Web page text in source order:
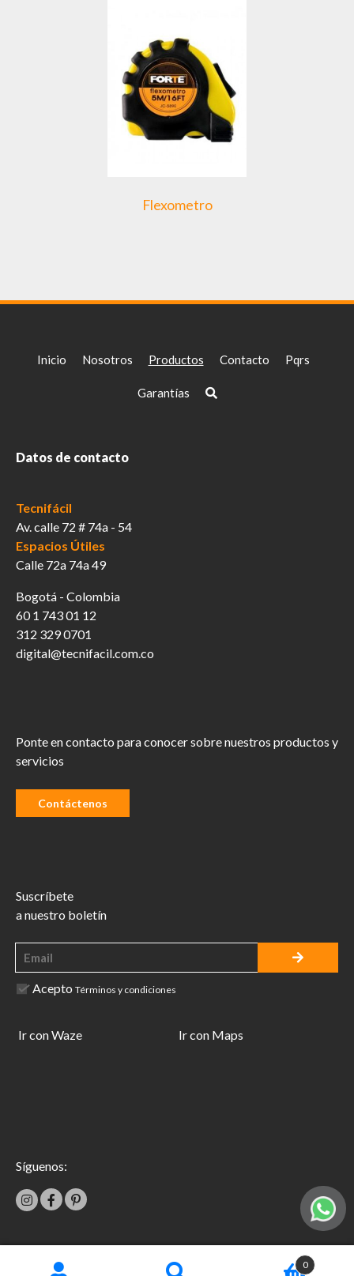
Flexometro
0
Inicio Nosotros Productos Contacto Pqrs
Garantías
Datos de contacto
Tecnifácil
Av. calle 72 # 74a - 54
Espacios Útiles
Calle 72a 74a 49
Bogotá - Colombia
60 1 743 01 12
312 329 0701
digital@tecnifacil.com.co
Ponte en contacto para conocer sobre nuestros productos y
servicios
Contáctenos
Suscríbete
a nuestro boletín
Acepto Términos y condiciones
Ir con Waze Ir con Maps
Síguenos:
Términos y condiciones